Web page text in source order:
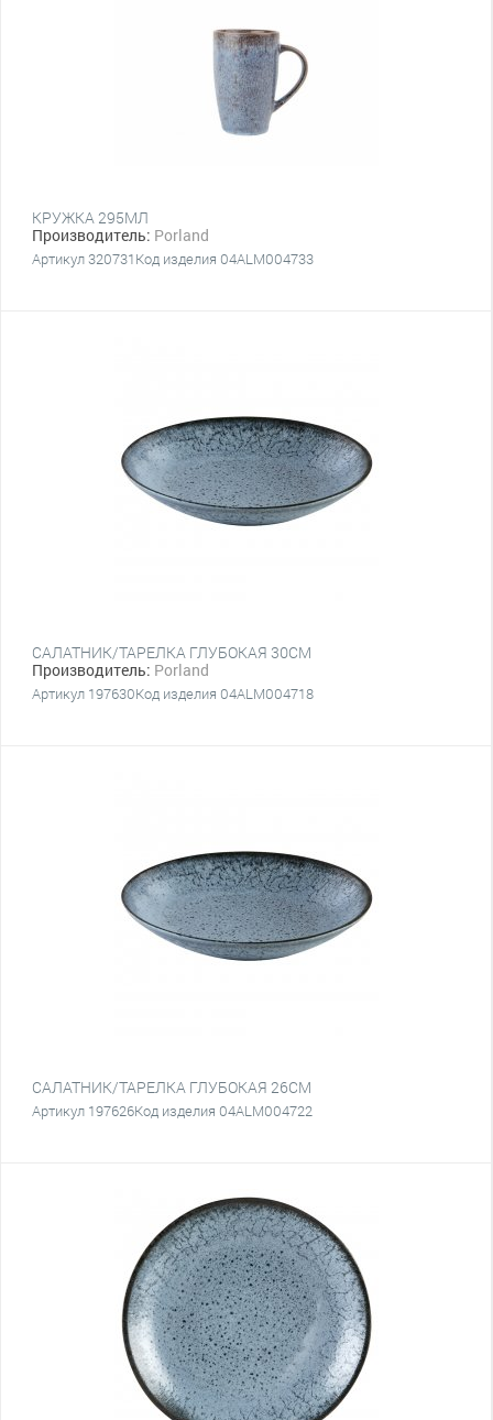
КРУЖКА 295МЛ
Производитель: Porland
Артикул 320731Код изделия 04ALM004733
САЛАТНИК/ТАРЕЛКА ГЛУБОКАЯ 30СМ
Производитель: Porland
Артикул 197630Код изделия 04ALM004718
САЛАТНИК/ТАРЕЛКА ГЛУБОКАЯ 26CM
Артикул 197626Код изделия 04ALM004722